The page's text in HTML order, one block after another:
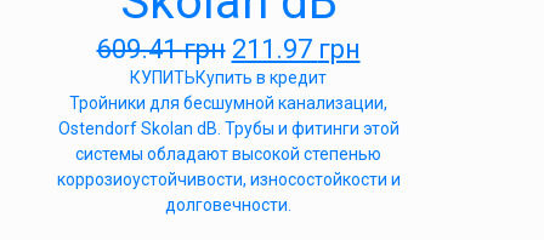
609.41грн 211.97 грн
КУПИТЬКупить в кредит
Тройники для бесшумной канализации,
Ostendorf Skolan dB. Трубы и фитинги этой
системы обладают высокой степенью
коррозиоустойчивости, износостойкости и
долговечности.